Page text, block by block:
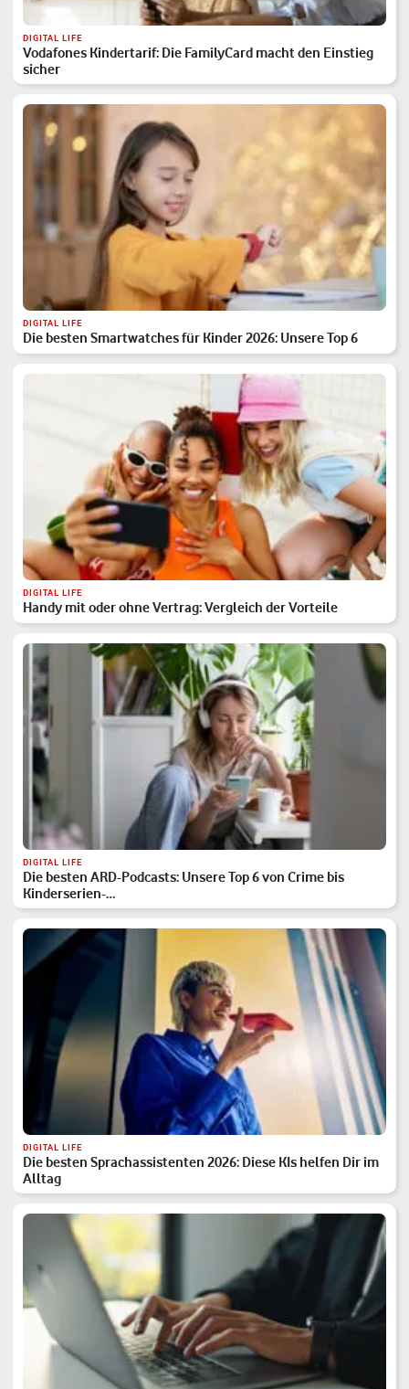
DIGITAL LIFE
Vodafones Kindertarif: Die FamilyCard macht den Einstieg
sicher
DIGITAL LIFE
Die besten Smartwatches für Kinder 2026: Unsere Top 6
DIGITAL LIFE
Handy mit oder ohne Vertrag: Vergleich der Vorteile
DIGITAL LIFE
Die besten ARD-Podcasts: Unsere Top 6 von Crime bis
Kinderserien-…
DIGITAL LIFE
Die besten Sprachassistenten 2026: Diese KIs helfen Dir im
Alltag